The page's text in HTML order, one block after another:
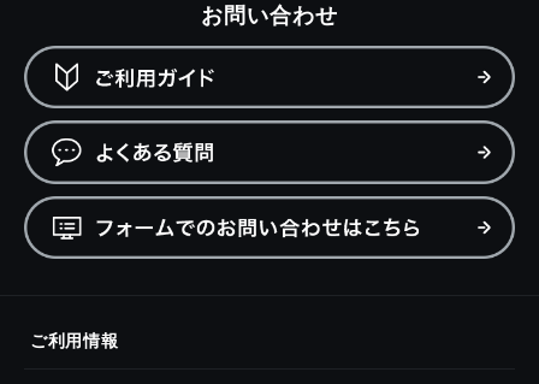
お問い合わせ
ご利用情報